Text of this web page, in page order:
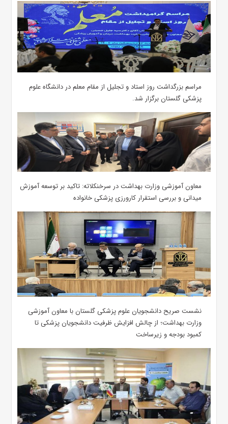
مراسم بزرگداشت روز استاد و تجلیل از مقام معلم در دانشگاه علوم
پزشکی گلستان برگزار شد.‌
معاون آموزشی وزارت بهداشت در سرخنکلاته: تاکید بر توسعه آموزش
میدانی و بررسی استقرار کارورزی پزشکی ‌خانواده
نشست صریح دانشجویان علوم پزشکی گلستان با معاون آموزشی
وزارت بهداشت؛ از چالش افزایش ظرفیت دانشجویان ‌پزشکی تا
کمبود بودجه و زیرساخت